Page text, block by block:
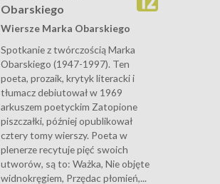
Obarskiego
Wiersze Marka Obarskiego
Spotkanie z twórczością Marka
Obarskiego (1947-1997). Ten
poeta, prozaik, krytyk literacki i
tłumacz debiutował w 1969
arkuszem poetyckim Zatopione
piszczałki, później opublikował
cztery tomy wierszy. Poeta w
plenerze recytuje pięć swoich
utworów, są to: Ważka, Nie objęte
widnokręgiem, Przędac płomień,...